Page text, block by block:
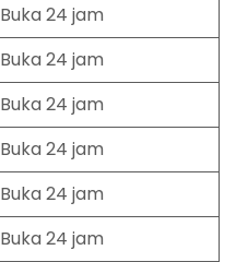
Buka 24 jam
Buka 24 jam
Buka 24 jam
Buka 24 jam
Buka 24 jam
Buka 24 jam